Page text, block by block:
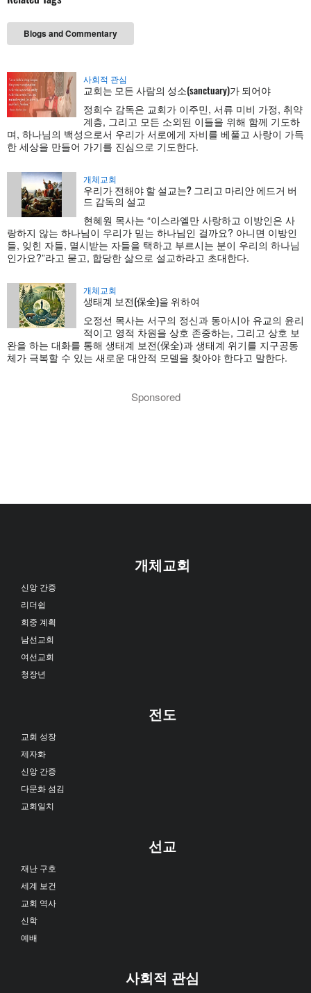
Blogs and Commentary
사회적 관심
교회는 모든 사람의 성소(sanctuary)가 되어야
정희수 감독은 교회가 이주민, 서류 미비 가정, 취약
계층, 그리고 모든 소외된 이들을 위해 함께 기도하
며, 하나님의 백성으로서 우리가 서로에게 자비를 베풀고 사랑이 가득
한 세상을 만들어 가기를 진심으로 기도한다.
개체교회
우리가 전해야 할 설교는? 그리고 마리안 에드거 버
드 감독의 설교
현혜원 목사는 “이스라엘만 사랑하고 이방인은 사
랑하지 않는 하나님이 우리가 믿는 하나님인 걸까요? 아니면 이방인
들, 잊힌 자들, 멸시받는 자들을 택하고 부르시는 분이 우리의 하나님
인가요?”라고 묻고, 합당한 삶으로 설교하라고 초대한다.
개체교회
생태계 보전(保全)을 위하여
오정선 목사는 서구의 정신과 동아시아 유교의 윤리
적이고 영적 차원을 상호 존중하는, 그리고 상호 보
완을 하는 대화를 통해 생태계 보전(保全)과 생태계 위기를 지구공동
체가 극복할 수 있는 새로운 대안적 모델을 찾아야 한다고 말한다.
Sponsored
개체교회
신앙 간증
리더쉽
회중 계획
남선교회
여선교회
청장년
전도
교회 성장
제자화
신앙 간증
다문화 섬김
교회일치
선교
재난 구호
세계 보건
교회 역사
신학
예배
사회적 관심